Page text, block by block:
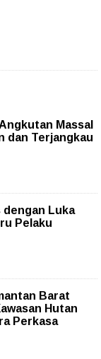
Massal
dan Terjangkau
dengan Luka
Pelaku
Barat
Hutan
Perkasa